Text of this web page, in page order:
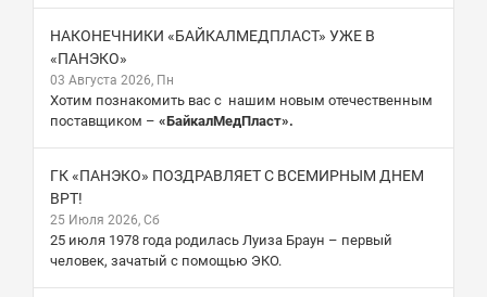
НАКОНЕЧНИКИ «БАЙКАЛМЕДПЛАСТ» УЖЕ В
«ПАНЭКО»
03 Августа 2026, Пн
Хотим познакомить вас с нашим новым отечественным
поставщиком – «БайкалМедПласт».
ГК «ПАНЭКО» ПОЗДРАВЛЯЕТ С ВСЕМИРНЫМ ДНЕМ
ВРТ!
25 Июля 2026, Сб
25 июля 1978 года родилась Луиза Браун – первый
человек, зачатый с помощью ЭКО.